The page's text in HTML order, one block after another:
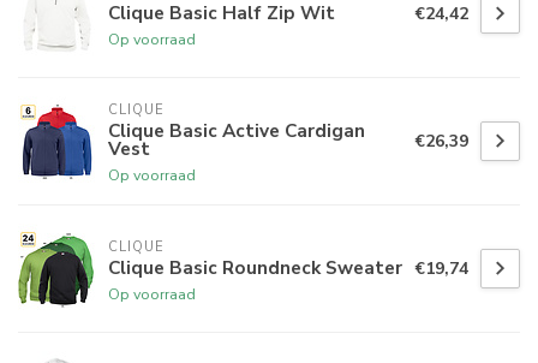
Clique Basic Half Zip Wit
Op voorraad
€24,42
CLIQUE
Clique Basic Active Cardigan
Vest
Op voorraad
€26,39
CLIQUE
Clique Basic Roundneck Sweater
Op voorraad
€19,74